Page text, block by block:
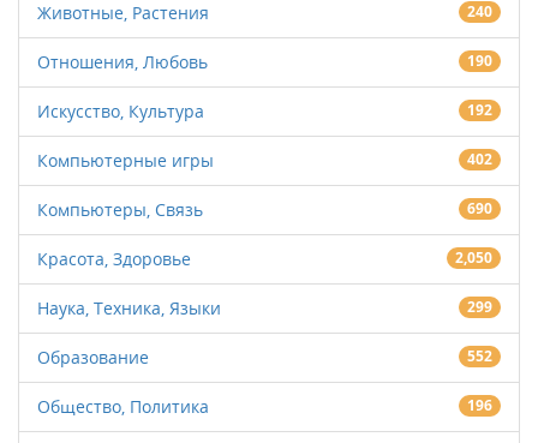
Животные, Растения 240
Отношения, Любовь 190
Искусство, Культура 192
Компьютерные игры 402
Компьютеры, Связь 690
Красота, Здоровье 2,050
Наука, Техника, Языки 299
Образование 552
Общество, Политика 196